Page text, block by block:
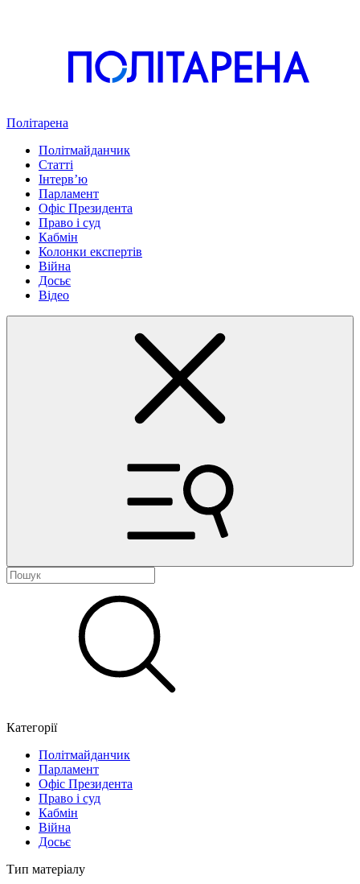
Політарена
Політмайданчик
Статті
Інтервʼю
Парламент
Офіс Президента
Право і суд
Кабмін
Колонки експертів
Війна
Досьє
Відео
Категорії
Політмайданчик
Парламент
Офіс Президента
Право і суд
Кабмін
Війна
Досьє
Тип матеріалу